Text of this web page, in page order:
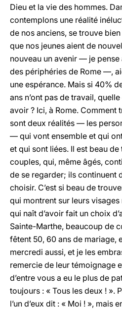
Dieu et la vie des hommes.
contemplons une réalité
de nos anciens, se trouve
que nos jeunes aient de
nouveau un avenir — je pense
des périphéries de Rome —,
une espérance. Mais si 40%
ans n’ont pas de travail,
avoir ? Ici, à Rome. Comment
sont deux réalités — les
— qui vont ensemble et qui ont
et qui sont liées. Il est beau
couples, qui, même âgés,
de se regarder; ils continuent
choisir. C’est si beau de
qui montrent sur leurs
qui naît d’avoir fait un choix
Sainte-Marthe, beaucoup de
fêtent 50, 60 ans de mariage,
mercredi aussi, et je les
remercie de leur témoignage
d’entre vous a eu le plus de
toujours : « Tous les deux ! ».
l’un d’eux dit : « Moi ! », mais